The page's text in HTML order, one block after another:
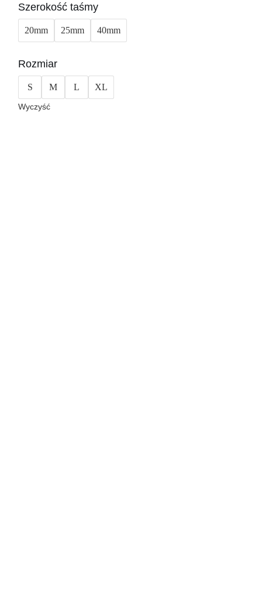
Szerokość taśmy
20mm 25mm 40mm
Rozmiar
S M L XL
Wyczyść